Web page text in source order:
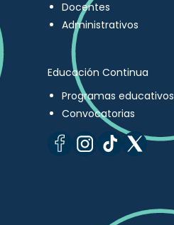
Docentes
Administrativos
Educación Continua
Programas educativos
Convocatorias